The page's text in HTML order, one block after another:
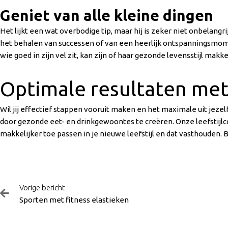
Geniet van alle kleine dingen
Het lijkt een wat overbodige tip, maar hij is zeker niet
het behalen van successen of van een heerlijk
wie goed in zijn vel zit, kan zijn of haar gezonde levensstijl
Optimale resultaten
Wil jij effectief stappen vooruit maken en het maximale uit
door gezonde eet- en drinkgewoontes te creëren. Onze
makkelijker toe passen in je nieuwe leefstijl en dat vasthouden.
Vorige bericht
Sporten met fitness elastieken